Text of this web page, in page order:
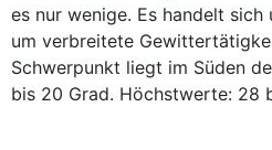
es nur wenige. Es handelt
um verbreitete
Schwerpunkt liegt im Süden
bis 20 Grad. Höchstwerte: 28